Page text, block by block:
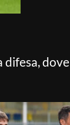
difesa, dove